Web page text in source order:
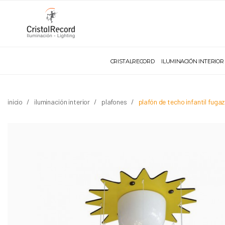
CRISTALRECORD ILUMINACIÓN INTERIOR
inicio iluminación interior plafones plafón de techo infantil fugaz